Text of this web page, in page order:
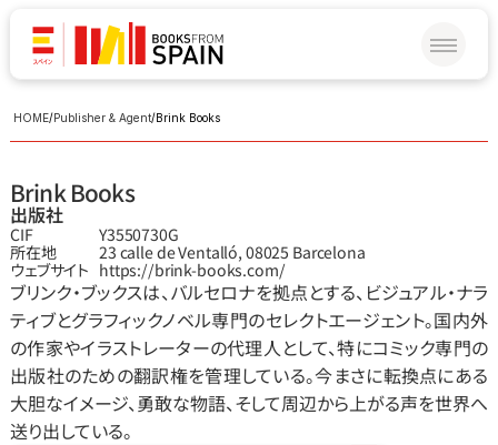
HOME/Publisher & Agent/Brink Books
Brink Books
出版社
CIF
Y3550730G
所在地
23 calle de Ventalló, 08025 Barcelona
ウェブサイト https://brink-books.com/
ブリンク・ブックスは、バルセロナを拠点とする、ビジュアル・ナラ
ティブとグラフィックノベル専門のセレクトエージェント。国内外
の作家やイラストレーターの代理人として、特にコミック専門の
出版社のための翻訳権を管理している。今まさに転換点にある
大胆なイメージ、勇敢な物語、そして周辺から上がる声を世界へ
送り出している。